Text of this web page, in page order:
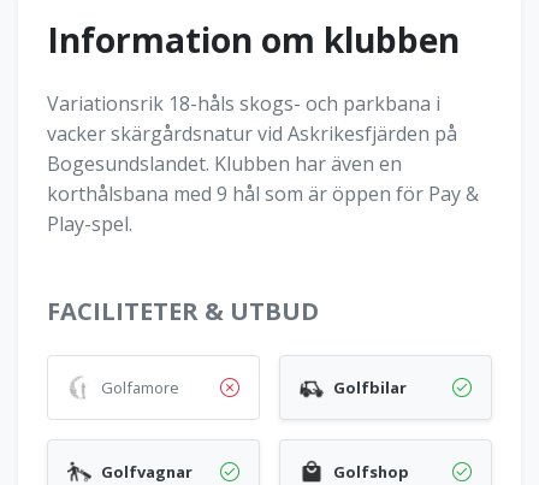
Information om klubben
Variationsrik 18-håls skogs- och parkbana i
vacker skärgårdsnatur vid Askrikesfjärden på
Bogesundslandet. Klubben har även en
korthålsbana med 9 hål som är öppen för Pay &
Play-spel.
FACILITETER & UTBUD
Golfamore Golfbilar
Golfvagnar Golfshop